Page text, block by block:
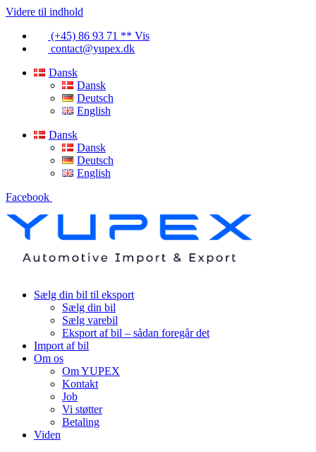
Videre til indhold
(+45) 86 93 71 ** Vis
contact@yupex.dk
Dansk
Dansk
Deutsch
English
Dansk
Dansk
Deutsch
English
Facebook
Sælg din bil til eksport
Sælg din bil
Sælg varebil
Eksport af bil – sådan foregår det
Import af bil
Om os
Om YUPEX
Kontakt
Job
Vi støtter
Betaling
Viden